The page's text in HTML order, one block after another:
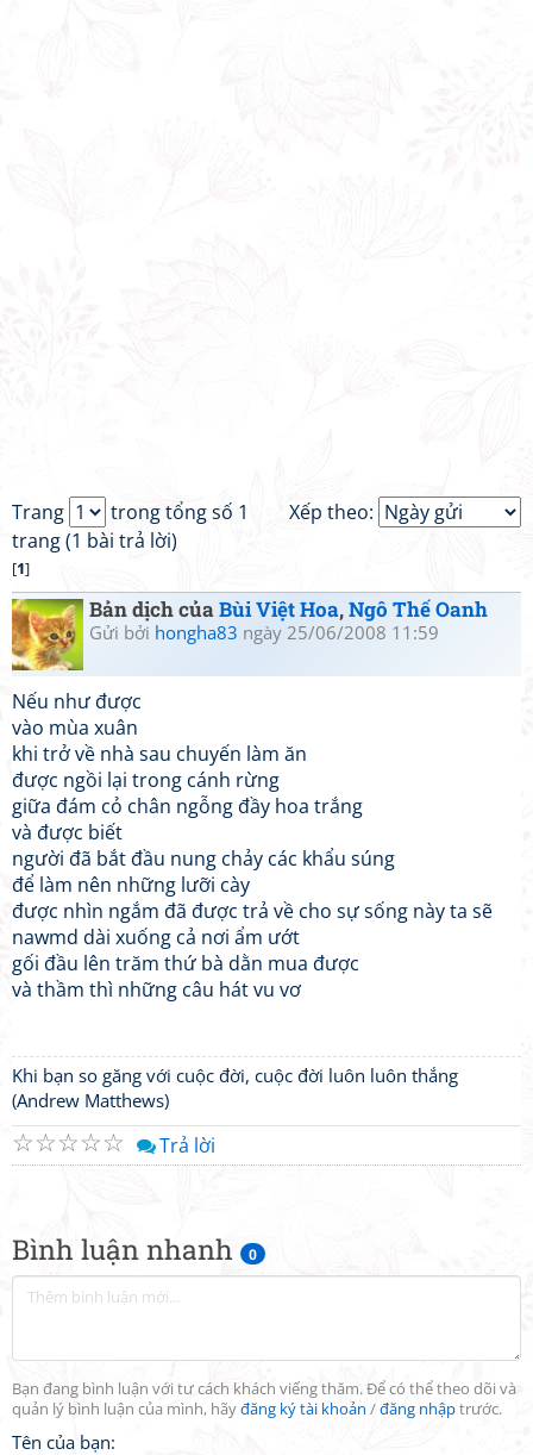
Bình luận nhanh 0
Bạn đang bình luận với tư cách khách viếng thăm. Để có thể theo dõi và
quản lý bình luận của mình, hãyđăng ký tài khoản /đăng nhậptrước.
Tên của bạn:
Xếp theo:
Trang
trong tổng số 1
trang (1 bài trả lời)
[1]
Bản dịch củaBùi Việt Hoa,Ngô Thế Oanh
Gửi bởi hongha83 ngày 25/06/2008 11:59
Nếu như được
vào mùa xuân
khi trở về nhà sau chuyến làm ăn
được ngồi lại trong cánh rừng
giữa đám cỏ chân ngỗng đầy hoa trắng
và được biết
người đã bắt đầu nung chảy các khẩu súng
để làm nên những lưỡi cày
được nhìn ngắm đã được trả về cho sự sống này ta sẽ
nawmd dài xuống cả nơi ẩm ướt
gối đầu lên trăm thứ bà dằn mua được
và thầm thì những câu hát vu vơ
Khi bạn so găng với cuộc đời, cuộc đời luôn luôn thắng
(Andrew Matthews)
☆
☆
☆
☆
☆ Trả lời